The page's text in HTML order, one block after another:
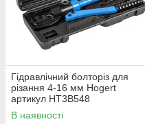
Гідравлічний болторіз для
різання 4-16 мм Hogert
артикул HT3B548
В наявності